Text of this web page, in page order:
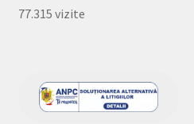
77.315 vizite